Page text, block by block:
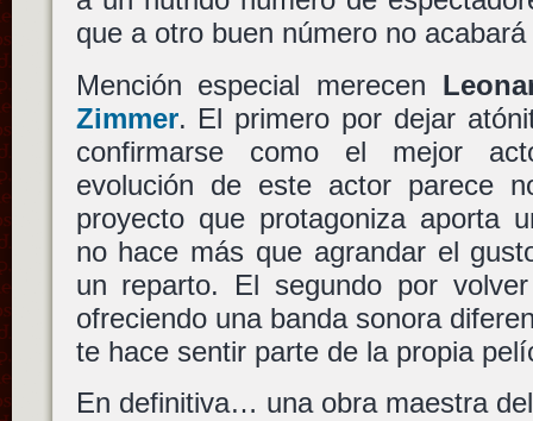
que a otro buen número no
Mención especial merecen
Zimmer. El primero por dejar
confirmarse como el mejor
evolución de este actor parece
proyecto que protagoniza aporta
no hace más que agrandar el
un reparto. El segundo por
ofreciendo una banda sonora
te hace sentir parte de la propia
En definitiva… una obra maestra